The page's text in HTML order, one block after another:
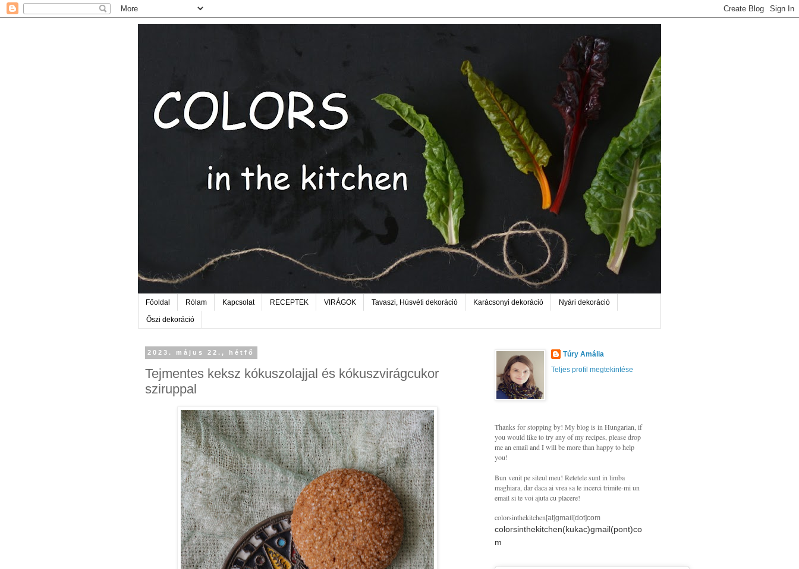
Főoldal Rólam Kapcsolat RECEPTEK VIRÁGOK Tavaszi, Húsvéti dekoráció Karácsonyi dekoráció Nyári dekoráció
Őszi dekoráció
2023. május 22., hétfő
Tejmentes keksz kókuszolajjal és kókuszvirágcukor
sziruppal
Túry Amália
Teljes profil megtekintése
Thanks for stopping by! My blog is in Hungarian, if
you would like to try any of my recipes, please drop
me an email and I will be more than happy to help
you!
Bun venit pe siteul meu! Retetele sunt in limba
maghiara, dar daca ai vrea sa le incerci trimite-mi un
email si te voi ajuta cu placere!
colorsinthekitchen[at]gmail[dot]com
colorsinthekitchen(kukac)gmail(pont)co
m